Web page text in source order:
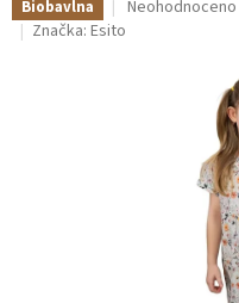
Biobavlna
Průměrné
hvězdiček.
Neohodnoceno
Značka: Esito